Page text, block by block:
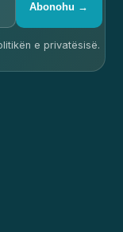
Abonohu →
e privatësisë.